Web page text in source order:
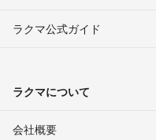
ラクマ公式ガイド
ラクマについて
会社概要